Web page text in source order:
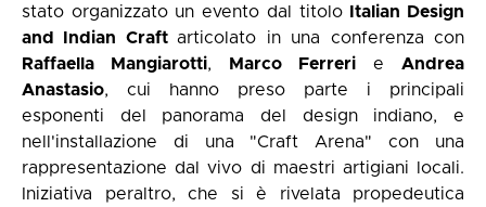
stato organizzato un evento dal titolo
Italian Design
and Indian Craftarticolato in una conferenza con
Raffaella Mangiarotti, Marco Ferreri e Andrea
Anastasio, cui hanno preso parte i principali
esponenti del panorama del design indiano, e
nell'installazione di una "Craft Arena" con una
rappresentazione dal vivo di maestri artigiani locali.
Iniziativa peraltro, che si è rivelata propedeutica